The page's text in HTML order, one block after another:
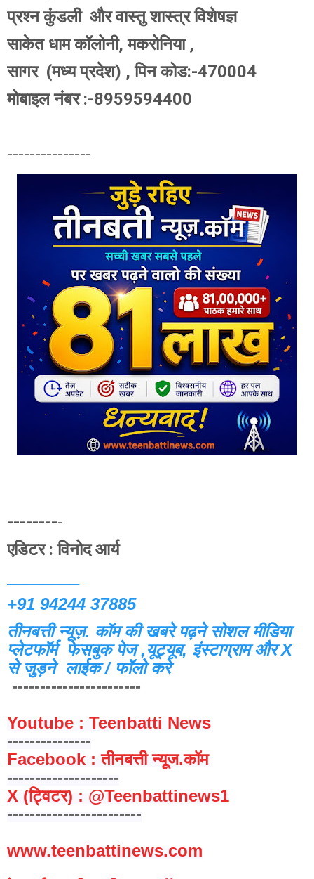
प्रश्न कुंडली और वास्तु शास्त्र विशेषज्ञ
साकेत धाम कॉलोनी, मकरोनिया ,
सागर (मध्य प्रदेश) , पिन कोड:-470004
मोबाइल नंबर :-8959594400
---------------
---------
एडिटर : विनोद आर्य
+91 94244 37885
तीनबत्ती न्यूज़. कॉम की खबरे पढ़नेसोशल मीडिया
प्लेटफॉर्म फेसबुक पेज ,यूट्यूब, इंस्टाग्राम और X
से जुड़ने लाईक / फॉलो करे
-----------------------
Youtube : Teenbatti News
---------------
Facebook : तीनबत्ती न्यूज.कॉम
--------------------
X (ट्विटर) : @Teenbattinews1
------------------------
www.teenbattinews.com